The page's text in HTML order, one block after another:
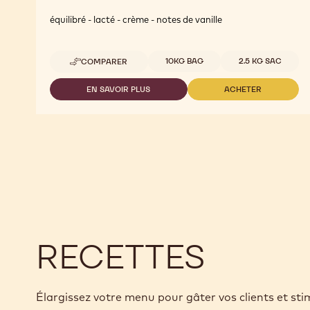
équilibré - lacté - crème - notes de vanille
COMPARER
-
CW2
Tailles disponibles
10KG BAG 2.5 KG SAC
EN SAVOIR PLUS
-
ACHETER
-
RECETTES
Élargissez votre menu pour gâter vos clients et